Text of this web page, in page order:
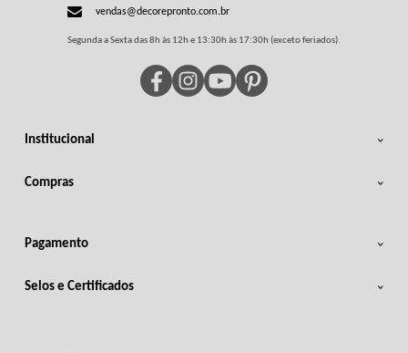
Institucional
Compras
vendas@decorepronto.com.br
Segunda a Sexta das 8h às 12h e 13:30h às 17:30h (exceto feriados).
Pagamento
Selos e Certificados